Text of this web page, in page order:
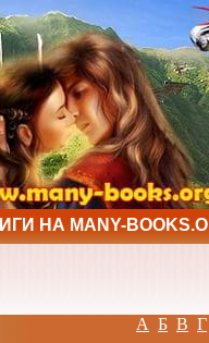
НА MANY-
А Б В Г